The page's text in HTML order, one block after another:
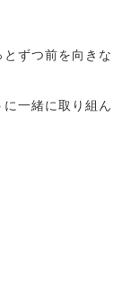
ずつ前を向きな
一緒に取り組ん